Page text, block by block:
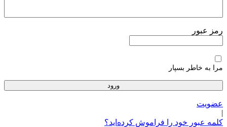
رمز عبور
مرا به خاطر بسپار
عضویت
|
کلمه عبور خود را فراموش کرده‌اید؟